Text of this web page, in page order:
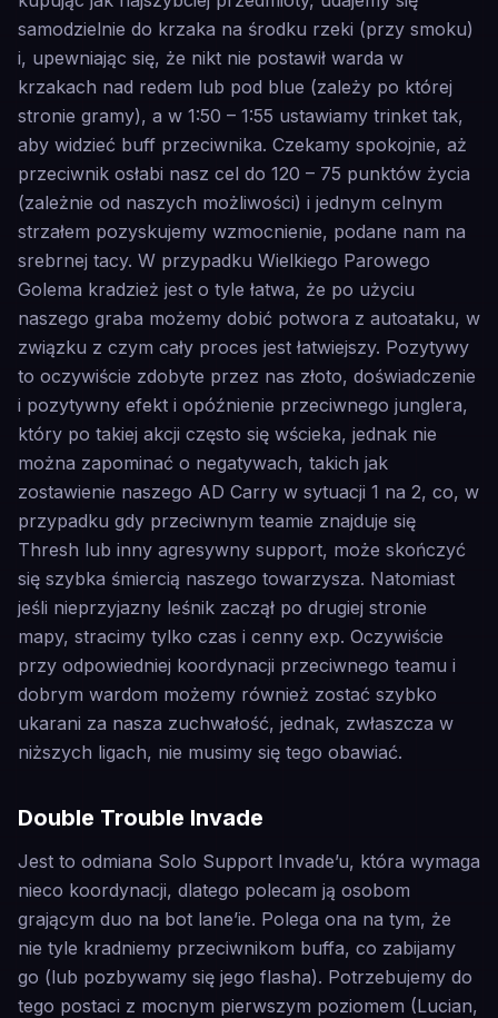
samodzielnie do krzaka na środku rzeki (przy smoku)
i, upewniając się, że nikt nie postawił warda w
krzakach nad redem lub pod blue (zależy po której
stronie gramy), a w 1:50 – 1:55 ustawiamy trinket tak,
aby widzieć buff przeciwnika. Czekamy spokojnie, aż
przeciwnik osłabi nasz cel do 120 – 75 punktów życia
(zależnie od naszych możliwości) i jednym celnym
strzałem pozyskujemy wzmocnienie, podane nam na
srebrnej tacy. W przypadku Wielkiego Parowego
Golema kradzież jest o tyle łatwa, że po użyciu
naszego graba możemy dobić potwora z autoataku, w
związku z czym cały proces jest łatwiejszy. Pozytywy
to oczywiście zdobyte przez nas złoto, doświadczenie
i pozytywny efekt i opóźnienie przeciwnego junglera,
który po takiej akcji często się wścieka, jednak nie
można zapominać o negatywach, takich jak
zostawienie naszego AD Carry w sytuacji 1 na 2, co, w
przypadku gdy przeciwnym teamie znajduje się
Thresh lub inny agresywny support, może skończyć
się szybka śmiercią naszego towarzysza. Natomiast
jeśli nieprzyjazny leśnik zaczął po drugiej stronie
mapy, stracimy tylko czas i cenny exp. Oczywiście
przy odpowiedniej koordynacji przeciwnego teamu i
dobrym wardom możemy również zostać szybko
ukarani za nasza zuchwałość, jednak, zwłaszcza w
niższych ligach, nie musimy się tego obawiać.
Double Trouble Invade
Jest to odmiana Solo Support Invade’u, która wymaga
nieco koordynacji, dlatego polecam ją osobom
grającym duo na bot lane’ie. Polega ona na tym, że
nie tyle kradniemy przeciwnikom buffa, co zabijamy
go (lub pozbywamy się jego flasha). Potrzebujemy do
tego postaci z mocnym pierwszym poziomem (Lucian,